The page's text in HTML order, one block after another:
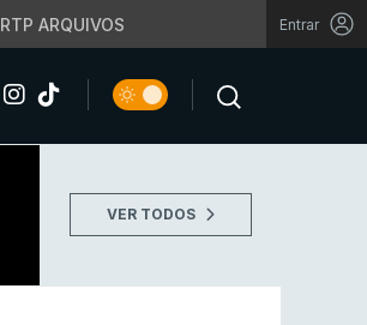
RTP ARQUIVOS Entrar
VER TODOS